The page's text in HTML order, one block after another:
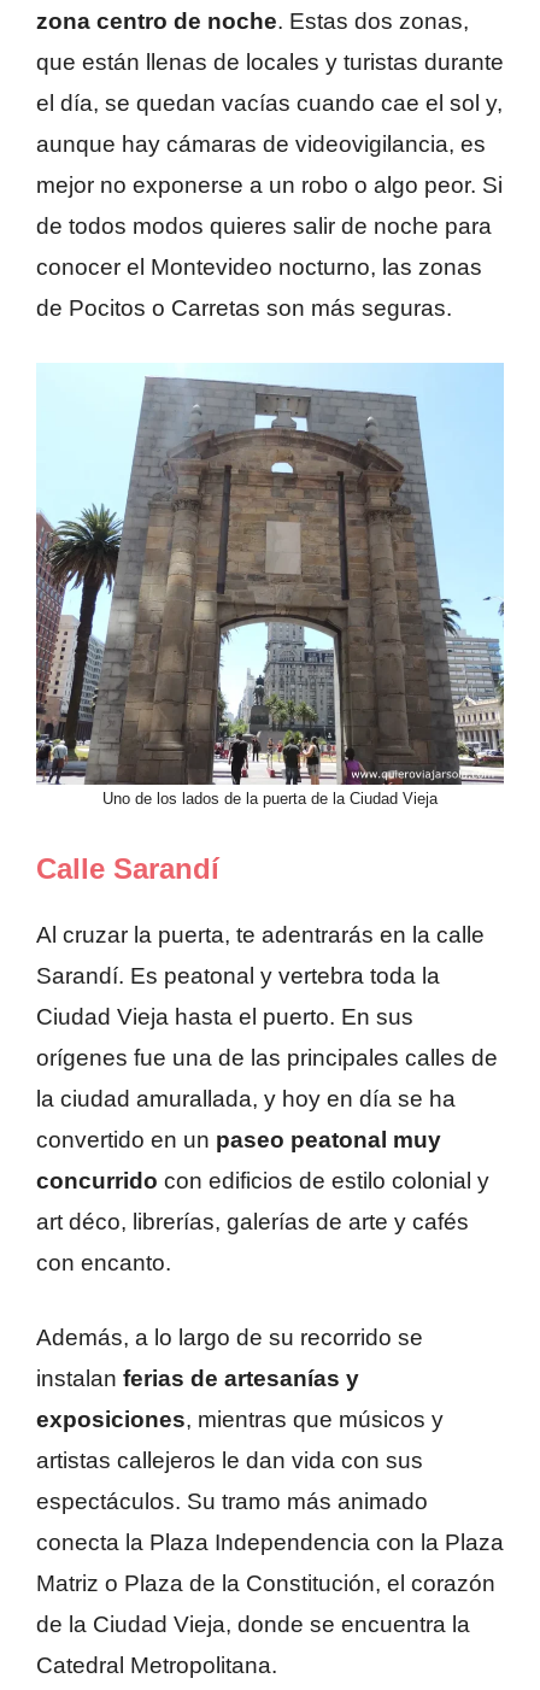
zona centro de noche. Estas dos zonas,
que están llenas de locales y turistas durante
el día, se quedan vacías cuando cae el sol y,
aunque hay cámaras de videovigilancia, es
mejor no exponerse a un robo o algo peor. Si
de todos modos quieres salir de noche para
conocer el Montevideo nocturno, las zonas
de Pocitos o Carretas son más seguras.
Uno de los lados de la puerta de la Ciudad Vieja
Calle Sarandí
Al cruzar la puerta, te adentrarás en la calle
Sarandí. Es peatonal y vertebra toda la
Ciudad Vieja hasta el puerto. En sus
orígenes fue una de las principales calles de
la ciudad amurallada, y hoy en día se ha
convertido en un paseo peatonal muy
concurrido con edificios de estilo colonial y
art déco, librerías, galerías de arte y cafés
con encanto.
Además, a lo largo de su recorrido se
instalan ferias de artesanías y
exposiciones, mientras que músicos y
artistas callejeros le dan vida con sus
espectáculos. Su tramo más animado
conecta la Plaza Independencia con la Plaza
Matriz o Plaza de la Constitución, el corazón
de la Ciudad Vieja, donde se encuentra la
Catedral Metropolitana.